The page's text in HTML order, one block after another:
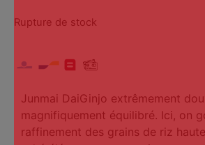
Rupture de stock
Junmai DaiGinjo extrêmement
magnifiquement équilibré. Ici, on
raffinement des grains de riz